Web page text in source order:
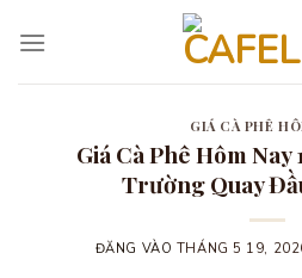
qua
GIÁ CÀ PHÊ
Giá Cà Phê Hôm
Trường Quay
ĐĂNG VÀO THÁNG 5 19,